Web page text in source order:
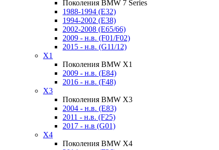
Поколения BMW 7 Series
1988-1994 (E32)
1994-2002 (E38)
2002-2008 (E65/66)
2009 - н.в. (F01/F02)
2015 - н.в. (G11/12)
X1
Поколения BMW X1
2009 - н.в. (E84)
2016 - н.в. (F48)
X3
Поколения BMW X3
2004 - н.в. (E83)
2011 - н.в. (F25)
2017 - н.в (G01)
X4
Поколения BMW X4